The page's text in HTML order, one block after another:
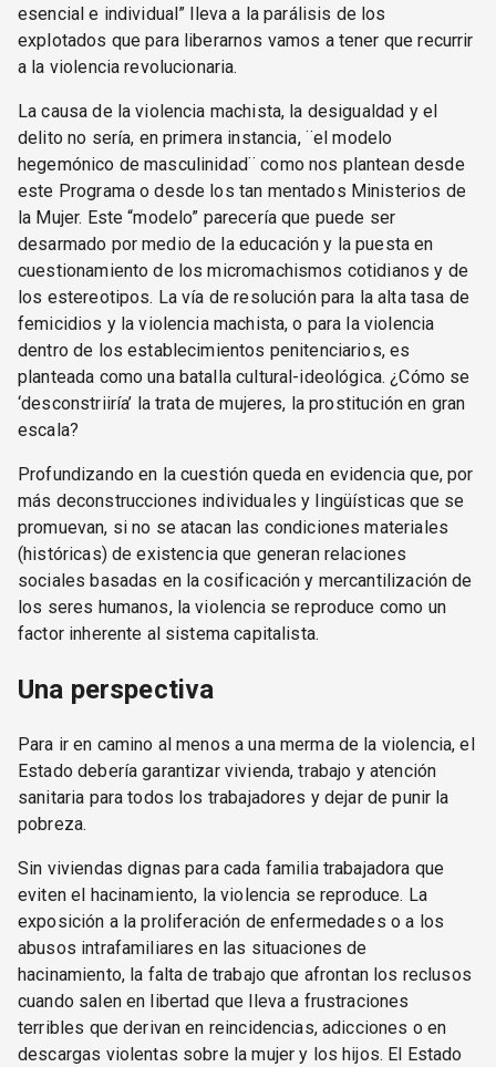
esencial e individual” lleva a la parálisis de los
explotados que para liberarnos vamos a tener que recurrir
a la violencia revolucionaria.
La causa de la violencia machista, la desigualdad y el
delito no sería, en primera instancia, ¨el modelo
hegemónico de masculinidad¨ como nos plantean desde
este Programa o desde los tan mentados Ministerios de
la Mujer. Este “modelo” parecería que puede ser
desarmado por medio de la educación y la puesta en
cuestionamiento de los micromachismos cotidianos y de
los estereotipos. La vía de resolución para la alta tasa de
femicidios y la violencia machista, o para la violencia
dentro de los establecimientos penitenciarios, es
planteada como una batalla cultural-ideológica. ¿Cómo se
‘desconstriiría’ la trata de mujeres, la prostitución en gran
escala?
Profundizando en la cuestión queda en evidencia que, por
más deconstrucciones individuales y lingüísticas que se
promuevan, si no se atacan las condiciones materiales
(históricas) de existencia que generan relaciones
sociales basadas en la cosificación y mercantilización de
los seres humanos, la violencia se reproduce como un
factor inherente al sistema capitalista.
Una perspectiva
Para ir en camino al menos a una merma de la violencia, el
Estado debería garantizar vivienda, trabajo y atención
sanitaria para todos los trabajadores y dejar de punir la
pobreza.
Sin viviendas dignas para cada familia trabajadora que
eviten el hacinamiento, la violencia se reproduce. La
exposición a la proliferación de enfermedades o a los
abusos intrafamiliares en las situaciones de
hacinamiento, la falta de trabajo que afrontan los reclusos
cuando salen en libertad que lleva a frustraciones
terribles que derivan en reincidencias, adicciones o en
descargas violentas sobre la mujer y los hijos. El Estado